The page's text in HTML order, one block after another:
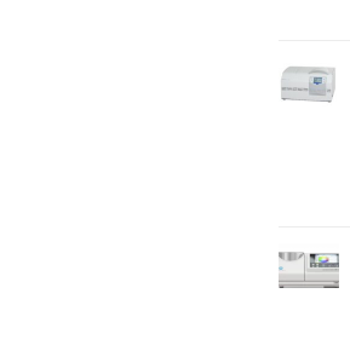
de Fisherbrand